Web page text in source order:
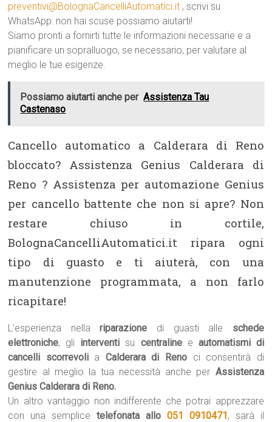
preventivi@BolognaCancelliAutomatici.it , scrivi su
WhatsApp: non hai scuse possiamo aiutarti!
Siamo pronti a fornirti tutte le informazioni necessarie e a
pianificare un sopralluogo, se necessario, per valutare al
meglio le tue esigenze.
Possiamo aiutarti anche per Assistenza Tau
Castenaso
Cancello automatico a Calderara di Reno
bloccato? Assistenza Genius Calderara di
Reno ? Assistenza per automazione Genius
per cancello battente che non si apre? Non
restare chiuso in cortile,
BolognaCancelliAutomatici.it ripara ogni
tipo di guasto e ti aiuterà, con una
manutenzione programmata, a non farlo
ricapitare!
L’esperienza nellariparazione di guasti alle schede
elettroniche, gli interventi su centralinee automatismi di
cancelli scorrevolia Calderara di Reno ci consentirà di
gestire al meglio la tua necessità anche per Assistenza
Genius Calderara di Reno.
Un altro vantaggio non indifferente che potrai apprezzare
con una semplicetelefonata allo 051 0910471, sarà il